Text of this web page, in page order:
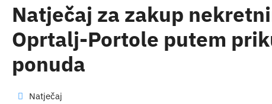
Natječaj za zakup
Oprtalj-Portole putem
ponuda
Natječaj